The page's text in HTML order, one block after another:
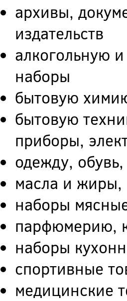
архивы,
издательств
алкогольную
наборы
бытовую
бытовую
приборы,
одежду,
масла и
наборы
парфюмерию,
наборы
спортивные
медицинские